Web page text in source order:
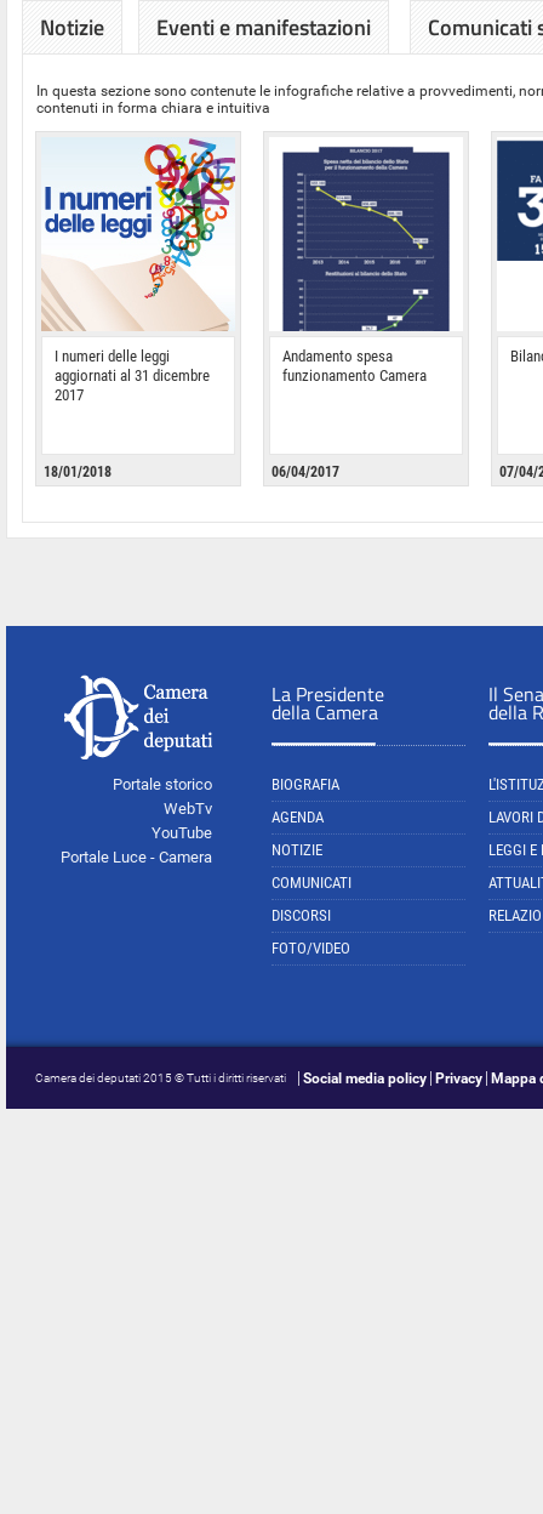
Notizie Eventi e manifestazioni Comunicati
In questa sezione sono contenute le infografiche relative a provvedimenti,
contenuti in forma chiara e intuitiva
I numeri delle leggi
aggiornati al 31 dicembre
2017
18/01/2018
Andamento spesa
funzionamento Camera
06/04/2017 07/04/
Portale storico
WebTv
YouTube
Portale Luce - Camera
La Presidente
della Camera
BIOGRAFIA
AGENDA
NOTIZIE
COMUNICATI
DISCORSI
FOTO/VIDEO
Il
della
LAVORI
LEGGI E
Camera dei deputati 2015 © Tutti i diritti riservati Social media policy Privacy Mappa